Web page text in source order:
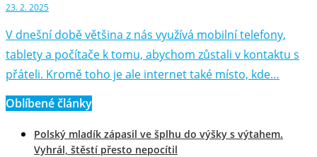
23. 2. 2025
V dnešní době většina z nás využívá mobilní telefony,
tablety a počítače k tomu, abychom zůstali v kontaktu s
přáteli. Kromě toho je ale internet také místo, kde…
Oblíbené články
Polský mladík zápasil ve šplhu do výšky s výtahem.
Vyhrál, štěstí přesto nepocítil